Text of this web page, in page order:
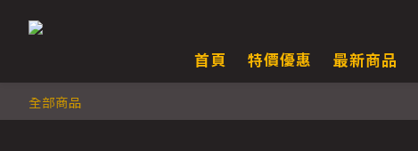
首頁
特價優惠 最新商品
全部商品